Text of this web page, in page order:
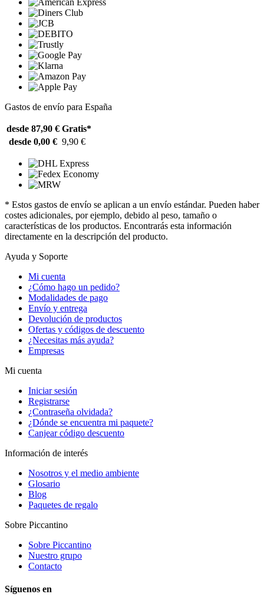
Gastos de envío para España
desde 87,90 € Gratis*
desde 0,00 € 9,90 €
* Estos gastos de envío se aplican a un envío estándar. Pueden haber
costes adicionales, por ejemplo, debido al peso, tamaño o
características de los productos. Encontrarás esta información
directamente en la descripción del producto.
Ayuda y Soporte
Mi cuenta
¿Cómo hago un pedido?
Modalidades de pago
Envío y entrega
Devolución de productos
Ofertas y códigos de descuento
¿Necesitas más ayuda?
Empresas
Mi cuenta
Iniciar sesión
Registrarse
¿Contraseña olvidada?
¿Dónde se encuentra mi paquete?
Canjear código descuento
Información de interés
Nosotros y el medio ambiente
Glosario
Blog
Paquetes de regalo
Sobre Piccantino
Sobre Piccantino
Nuestro grupo
Contacto
Síguenos en